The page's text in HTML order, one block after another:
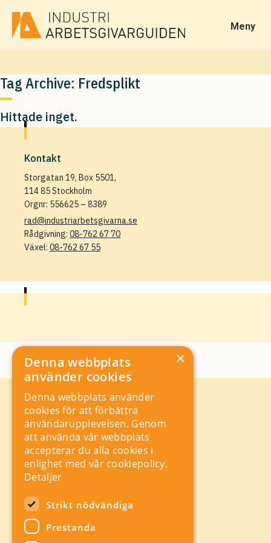
Meny
Tag Archive: Fredsplikt
Hittade inget.
Kontakt
Storgatan 19, Box 5501,
114 85 Stockholm
Orgnr: 556625 – 8389
rad@industriarbetsgivarna.se
Rådgivning: 08-762 67 70
Växel: 08-762 67 55
Kontakt
Storgatan 19, Box 5501,
114 85 Stockholm
Orgnr: 556625 – 8389
rad@industriarbetsgivarna.se
Rådgivning:08-762 67 70
Växel:08-762 67 55
Hitta snabbt
A-Ö
×
Denna webbplats
använder cookies
Denna webbplats använder
cookies för att förbättra
användarupplevelsen. Genom
att använda vår webbplats
accepterar du alla cookies i
enlighet med vår cookiepolicy.
Detaljer
Strikt nödvändiga
Prestanda